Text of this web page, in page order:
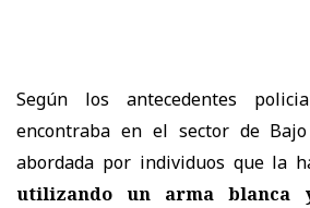
Según los antecedentes
encontraba en el sector de
abordada por individuos que la
utilizando un arma blanca